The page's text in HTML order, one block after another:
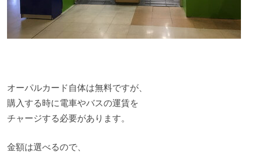
オーパルカード自体は無料ですが、
購入する時に電車やバスの運賃を
チャージする必要があります。
金額は選べるので、